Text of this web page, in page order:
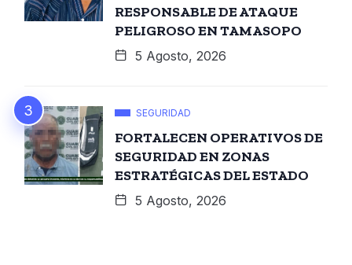
RESPONSABLE DE ATAQUE
PELIGROSO EN TAMASOPO
5 Agosto, 2026
SEGURIDAD
FORTALECEN OPERATIVOS DE
SEGURIDAD EN ZONAS
ESTRATÉGICAS DEL ESTADO
5 Agosto, 2026